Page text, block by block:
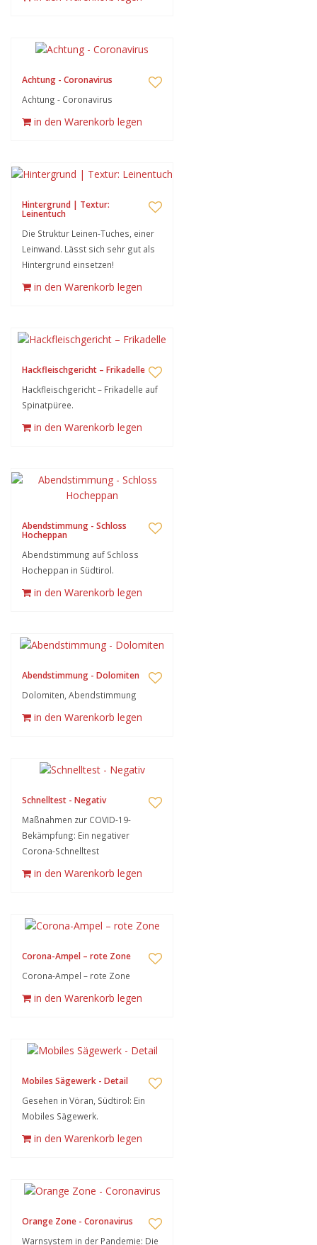
Achtung - Coronavirus
Achtung - Coronavirus
in den Warenkorb legen
Hintergrund | Textur:
Leinentuch
Die Struktur Leinen-Tuches, einer
Leinwand. Lässt sich sehr gut als
Hintergrund einsetzen!
in den Warenkorb legen
Hackfleischgericht – Frikadelle
Hackfleischgericht – Frikadelle auf
Spinatpüree.
in den Warenkorb legen
Abendstimmung - Schloss
Hocheppan
Abendstimmung auf Schloss
Hocheppan in Südtirol.
in den Warenkorb legen
Abendstimmung - Dolomiten
Dolomiten, Abendstimmung
in den Warenkorb legen
Schnelltest - Negativ
Maßnahmen zur COVID-19-
Bekämpfung: Ein negativer
Corona-Schnelltest
in den Warenkorb legen
Corona-Ampel – rote Zone
Corona-Ampel – rote Zone
in den Warenkorb legen
Mobiles Sägewerk - Detail
Gesehen in Vöran, Südtirol: Ein
Mobiles Sägewerk.
in den Warenkorb legen
Orange Zone - Coronavirus
Warnsystem in der Pandemie: Die